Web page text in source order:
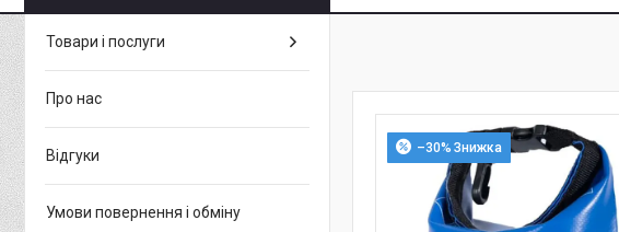
–30%
Товари і послуги
Про нас
Відгуки
Умови повернення і обміну